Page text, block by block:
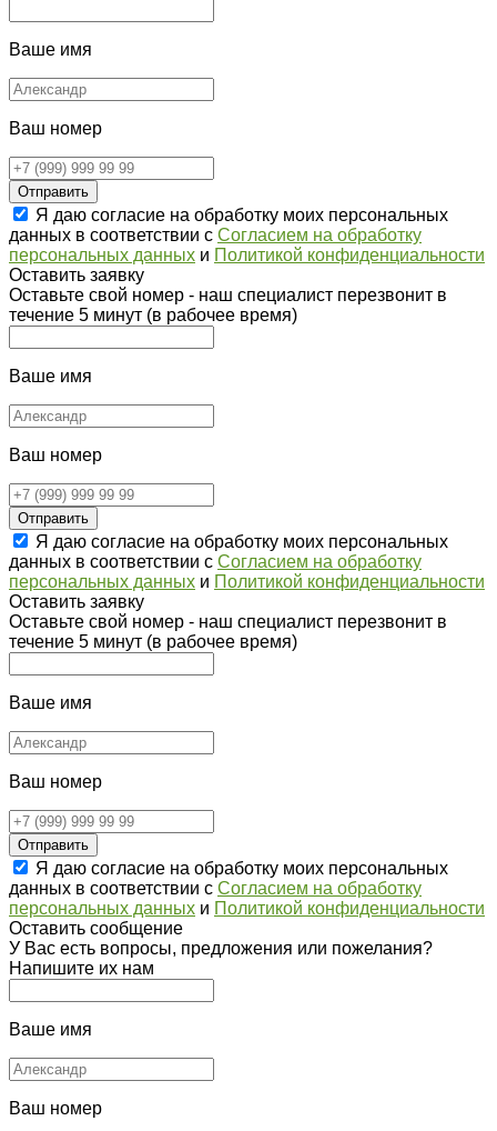
Ваше имя
Ваш номер
Отправить
Я даю согласие на обработку моих персональных
данных в соответствии с Согласием на обработку
персональных данных и Политикой конфиденциальности
Оставить заявку
Оставьте свой номер - наш специалист перезвонит в
течение 5 минут (в рабочее время)
Ваше имя
Ваш номер
Отправить
Я даю согласие на обработку моих персональных
данных в соответствии с Согласием на обработку
персональных данных и Политикой конфиденциальности
Оставить заявку
Оставьте свой номер - наш специалист перезвонит в
течение 5 минут (в рабочее время)
Ваше имя
Ваш номер
Отправить
Я даю согласие на обработку моих персональных
данных в соответствии с Согласием на обработку
персональных данных и Политикой конфиденциальности
Оставить сообщение
У Вас есть вопросы, предложения или пожелания?
Напишите их нам
Ваше имя
Ваш номер